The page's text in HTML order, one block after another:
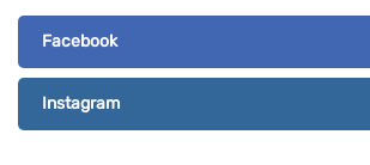
Facebook
Instagram